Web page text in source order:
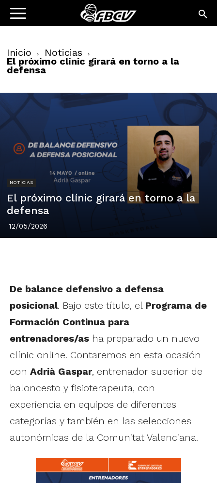
Inicio Noticias
El próximo clínic girará en torno a la
defensa
NOTICIAS
El próximo clínic girará en torno a la
defensa
12/05/2026
De balance defensivo a defensa
posicional. Bajo este título, el Programa de
Formación Continua para
entrenadores/as ha preparado un nuevo
clínic online. Contaremos en esta ocasión
con Adrià Gaspar, entrenador superior de
baloncesto y fisioterapeuta, con
experiencia en equipos de diferentes
categorías y también en las selecciones
autonómicas de la Comunitat Valenciana.